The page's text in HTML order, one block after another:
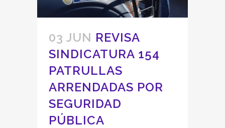
03 JUN REVISA
SINDICATURA 154
PATRULLAS
ARRENDADAS POR
SEGURIDAD
PÚBLICA